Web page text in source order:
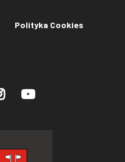
Polityka Cookies